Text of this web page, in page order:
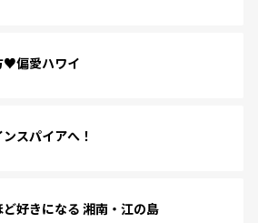
♥偏愛ハワイ
スパイアへ！
好きになる 湘南・江の島